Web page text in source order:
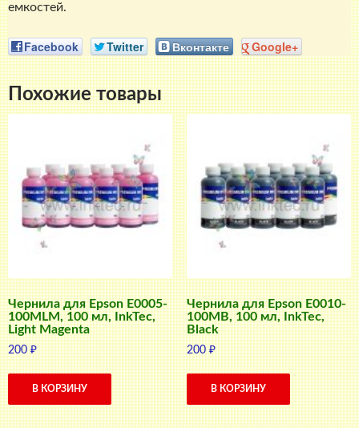
емкостей.
Facebook Twitter Вконтакте Google+
Похожие товары
Чернила для Epson E0005-
100MLM, 100 мл, InkTec,
Light Magenta
200₽
В КОРЗИНУ
Чернила для Epson E0010-
100MB, 100 мл, InkTec,
Black
200₽
В КОРЗИНУ